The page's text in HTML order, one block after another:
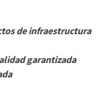
de infraestructura
garantizada